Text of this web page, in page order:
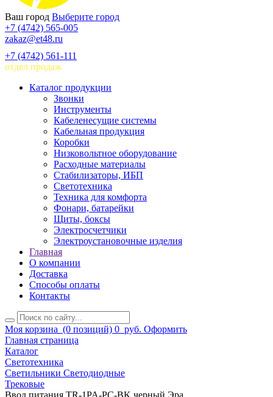
Ваш город Выберите город
+7 (4742) 565-005
zakaz@et48.ru
+7 (4742) 561-111
отдел продаж
Каталог продукции
Звонки
Инструменты
Кабеленесущие системы
Кабельная продукция
Коробки
Низковольтное оборудование
Расходные материалы
Стабилизаторы, ИБП
Светотехника
Техника для комфорта
Фонари, батарейки
Щиты, боксы
Электросчетчики
Электроустановочные изделия
Главная
О компании
Доставка
Способы оплаты
Контакты
Моя корзина (0 позиций) 0 руб. Оформить
Главная страница
Каталог
Светотехника
Светильники Светодиодные
Трековые